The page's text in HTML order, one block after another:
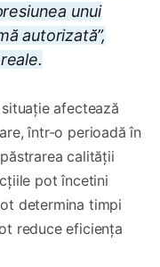
unui
autorizată”,
afectează
într-o perioadă în
calității
pot încetini
determina timpi
reduce eficiența